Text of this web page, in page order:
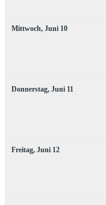
Mittwoch, Juni 10
Donnerstag, Juni 11
Freitag, Juni 12